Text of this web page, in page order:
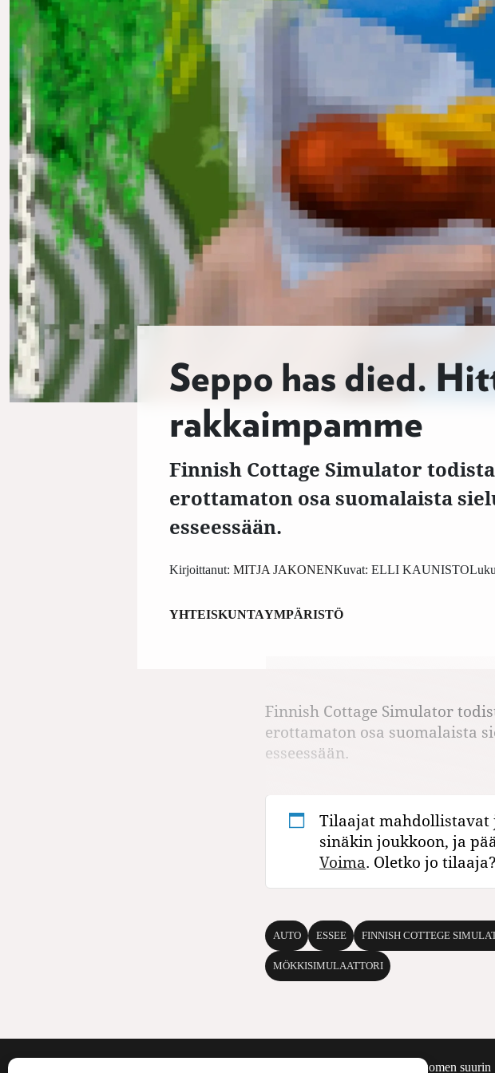
Seppo has died.
rakkaimpamme
Finnish Cottage Simulator
erottamaton osa suomalaista
esseessään.
Kirjoittanut: MITJA JAKONENKuvat: ELLI KAUNISTO
YHTEISKUNTAYMPÄRISTÖ
Finnish Cottage Simulator
erottamaton osa suomalaista
esseessään.
Tilaajat
sinäkin joukkoon, ja
Voima. Oletko jo
AUTO ESSEE FINNISH COTTEGE
MÖKKISIMULAATTORI
Voima on painosmäärältään Suomen suurin